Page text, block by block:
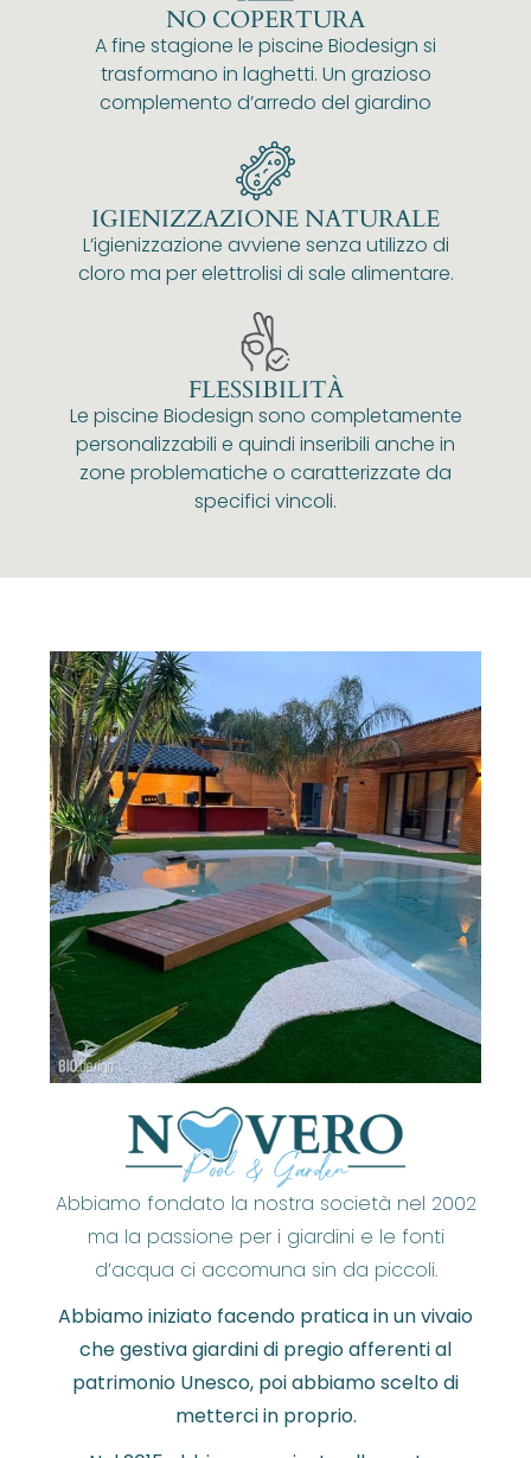
NO COPERTURA
A fine stagione le piscine Biodesign si
trasformano in laghetti. Un grazioso
complemento d’arredo del giardino
IGIENIZZAZIONE NATURALE
L’igienizzazione avviene senza utilizzo di
cloro ma per elettrolisi di sale alimentare.
FLESSIBILITÀ
Le piscine Biodesign sono completamente
personalizzabili e quindi inseribili anche in
zone problematiche o caratterizzate da
specifici vincoli.
Abbiamo fondato la nostra società nel 2002
ma la passione per i giardini e le fonti
d’acqua ci accomuna sin da piccoli.
Abbiamo iniziato facendo pratica in un vivaio
che gestiva giardini di pregio afferenti al
patrimonio Unesco, poi abbiamo scelto di
metterci in proprio.